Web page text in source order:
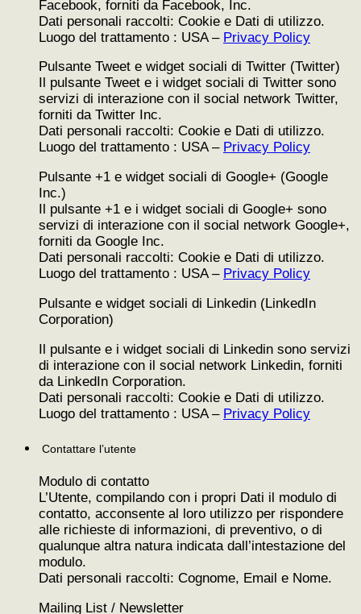
Facebook, forniti da Facebook, Inc.
Dati personali raccolti: Cookie e Dati di utilizzo.
Luogo del trattamento : USA – Privacy Policy
Pulsante Tweet e widget sociali di Twitter (Twitter)
Il pulsante Tweet e i widget sociali di Twitter sono
servizi di interazione con il social network Twitter,
forniti da Twitter Inc.
Dati personali raccolti: Cookie e Dati di utilizzo.
Luogo del trattamento : USA – Privacy Policy
Pulsante +1 e widget sociali di Google+ (Google
Inc.)
Il pulsante +1 e i widget sociali di Google+ sono
servizi di interazione con il social network Google+,
forniti da Google Inc.
Dati personali raccolti: Cookie e Dati di utilizzo.
Luogo del trattamento : USA – Privacy Policy
Pulsante e widget sociali di Linkedin (LinkedIn
Corporation)
Il pulsante e i widget sociali di Linkedin sono servizi
di interazione con il social network Linkedin, forniti
da LinkedIn Corporation.
Dati personali raccolti: Cookie e Dati di utilizzo.
Luogo del trattamento : USA – Privacy Policy
Contattare l’utente
Modulo di contatto
L’Utente, compilando con i propri Dati il modulo di
contatto, acconsente al loro utilizzo per rispondere
alle richieste di informazioni, di preventivo, o di
qualunque altra natura indicata dall’intestazione del
modulo.
Dati personali raccolti: Cognome, Email e Nome.
Mailing List / Newsletter